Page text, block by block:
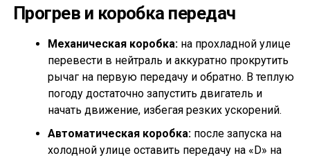
Прогрев и коробка передач
Механическая коробка:на прохладной улице
перевести в нейтраль и аккуратно прокрутить
рычаг на первую передачу и обратно. В теплую
погоду достаточно запустить двигатель и
начать движение, избегая резких ускорений.
Автоматическая коробка:после запуска на
холодной улице оставить передачу на «D» на